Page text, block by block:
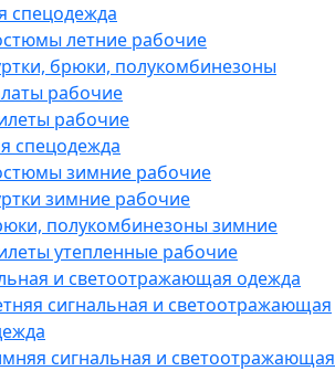
спецодежда
летние рабочие
брюки, полукомбинезоны
рабочие
рабочие
спецодежда
зимние рабочие
зимние рабочие
полукомбинезоны зимние
утепленные рабочие
и светоотражающая одежда
сигнальная и светоотражающая
сигнальная и светоотражающая